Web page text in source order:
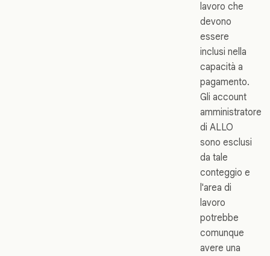
lavoro che
devono
essere
inclusi nella
capacità a
pagamento.
Gli account
amministratore
di ALLO
sono esclusi
da tale
conteggio e
l'area di
lavoro
potrebbe
comunque
avere una